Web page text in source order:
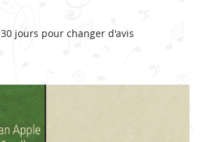
30 jours pour changer d'avis